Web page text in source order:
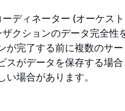
ディネーター (オーケス
クションのデータ完全性
が完了する前に複数のサー
スがデータを保存する場合
場合があります。